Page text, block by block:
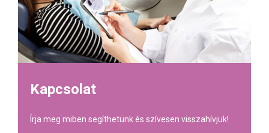
Kapcsolat
Írja meg miben segíthetünk és szívesen visszahívjuk!